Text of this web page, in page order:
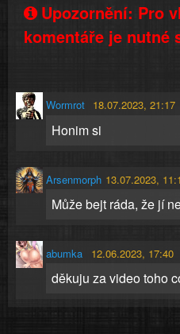
Upozornění: Pro
komentáře je nutné
Wormrot 18.07.2023, 21:17
Honim si
Arsenmorph 13.07.2023,
Může bejt ráda, že jí
abumka 12.06.2023, 17:40
děkuju za video toho